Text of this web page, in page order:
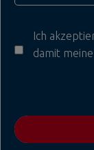
Ich
damit